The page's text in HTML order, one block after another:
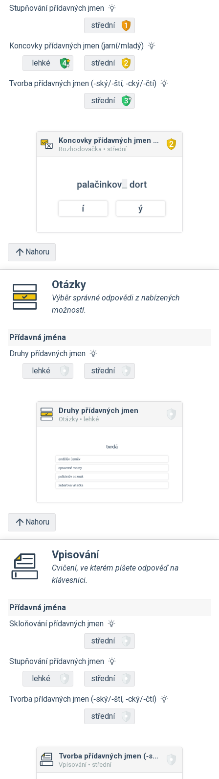
Stupňování přídavných jmen
střední
Koncovky přídavných jmen (jarní/mladý)
lehké
střední
Tvorba přídavných jmen (‑ský/‑ští, ‑cký/‑čtí)
střední
Koncovky přídavných jmen (jarní/mladý)
Rozhodovačka • střední
Nahoru
Otázky
Výběr správné odpovědi z nabízených
možností.
Přídavná jména
Druhy přídavných jmen
lehké
střední
Druhy přídavných jmen
Otázky • lehké
Nahoru
Vpisování
Cvičení, ve kterém píšete odpověď na
klávesnici.
Přídavná jména
Skloňování přídavných jmen
střední
Stupňování přídavných jmen
lehké
střední
Tvorba přídavných jmen (‑ský/‑ští, ‑cký/‑čtí)
střední
Tvorba přídavných jmen (‑ský/‑ští, ‑cký/‑čtí)
Vpisování • střední